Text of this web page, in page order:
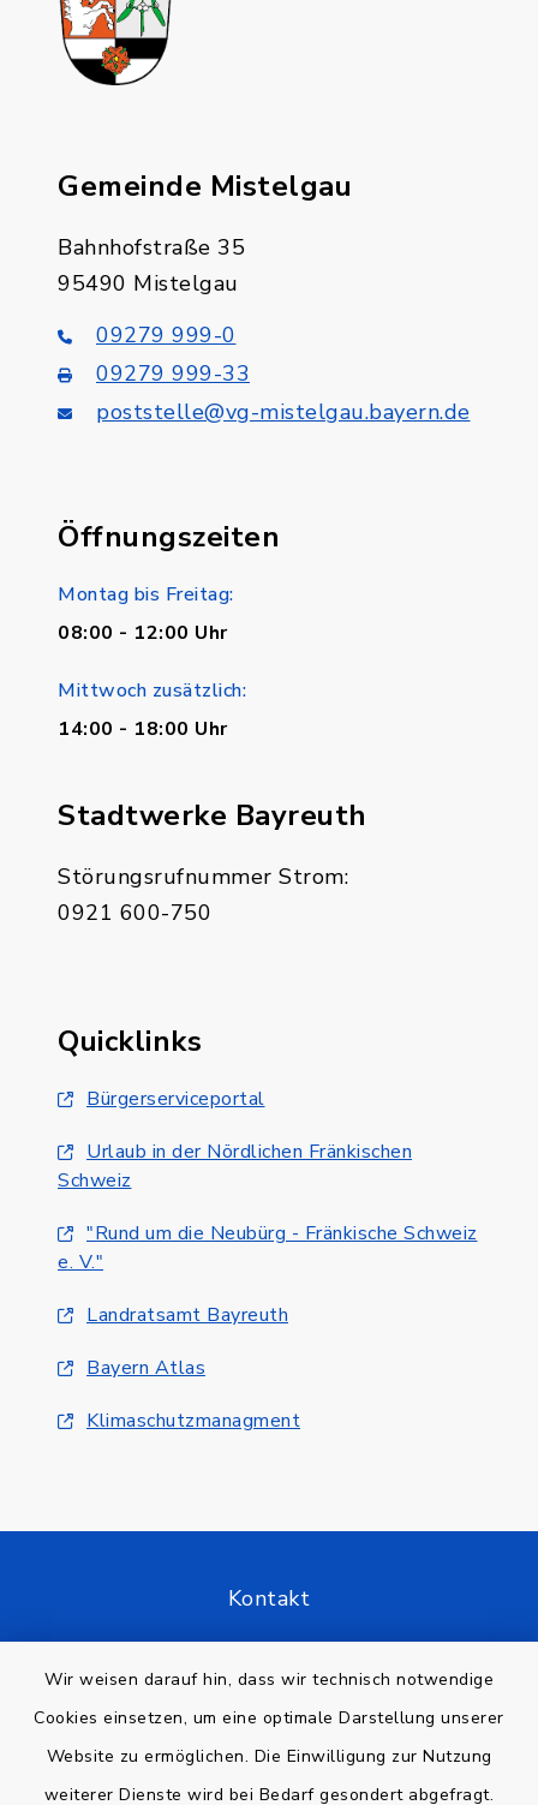
Wir weisen darauf hin, dass wir technisch notwendige
Cookies einsetzen, um eine optimale Darstellung unserer
Website zu ermöglichen. Die Einwilligung zur Nutzung
weiterer Dienste wird bei Bedarf gesondert abgefragt.
Gemeinde Mistelgau
Bahnhofstraße 35
95490 Mistelgau
09279 999-0
09279 999-33
poststelle@vg-mistelgau.bayern.de
Öffnungszeiten
Montag bis Freitag:
08:00 - 12:00 Uhr
Mittwoch zusätzlich:
14:00 - 18:00 Uhr
Stadtwerke Bayreuth
Störungsrufnummer Strom:
0921 600-750
Quicklinks
Bürgerserviceportal
Urlaub in der Nördlichen Fränkischen
Schweiz
"Rund um die Neubürg - Fränkische Schweiz
e. V."
Landratsamt Bayreuth
Bayern Atlas
Klimaschutzmanagment
Kontakt
Datenschutz
Impressum